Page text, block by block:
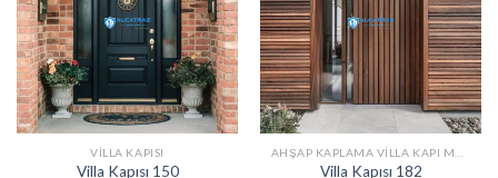
VILLA KAPISI
Villa Kapısı 150 Villa Kapısı 182